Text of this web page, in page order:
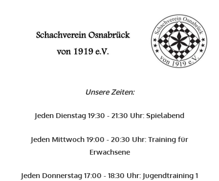
Unsere Zeiten:
Jeden Dienstag 19:30 - 21:30 Uhr: Spielabend
Jeden Mittwoch 19:00 - 20:30 Uhr: Training für
Erwachsene
Jeden Donnerstag 17:00 - 18:30 Uhr: Jugendtraining 1